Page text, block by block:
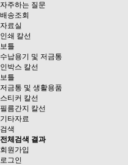
자주하는 질문
배송조회
자료실
인쇄 칼선
보틀
수납용기 및 저금통
인박스 칼선
보틀
저금통 및 생활용품
스티커 칼선
필름간지 칼선
기타자료
검색
전체검색 결과
회원가입
로그인